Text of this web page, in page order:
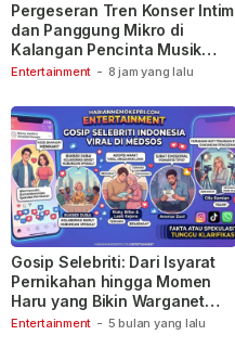
Entertainment - 8 jam yang lalu
Pergeseran Tren Konser Intim
dan Panggung Mikro di
Kalangan Pencinta Musik
Indonesia
Entertainment - 5 bulan yang lalu
Gosip Selebriti: Dari Isyarat
Pernikahan hingga Momen
Haru yang Bikin Warganet
Berspekulasi